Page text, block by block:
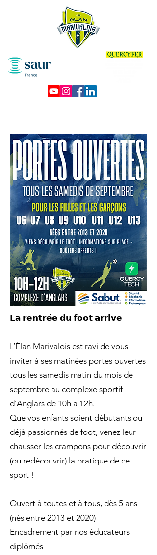
𝗟𝗮 𝗿𝗲𝗻𝘁𝗿𝗲́𝗲 𝗱𝘂 𝗳𝗼𝗼𝘁 𝗮𝗿𝗿𝗶𝘃𝗲
L’Élan Marivalois est ravi de vous
inviter à ses matinées portes ouvertes
tous les samedis matin du mois de
septembre au complexe sportif
d’Anglars de 10h à 12h.
Que vos enfants soient débutants ou
déjà passionnés de foot, venez leur
chausser les crampons pour découvrir
(ou redécouvrir) la pratique de ce
sport !
Ouvert à toutes et à tous, dès 5 ans
(nés entre 2013 et 2020)
Encadrement par nos éducateurs
diplômés